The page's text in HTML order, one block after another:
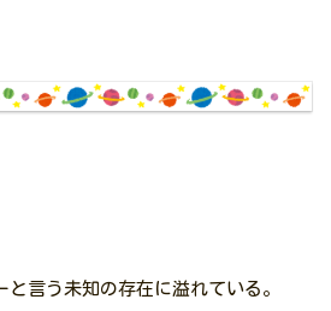
言う未知の存在に溢れている。